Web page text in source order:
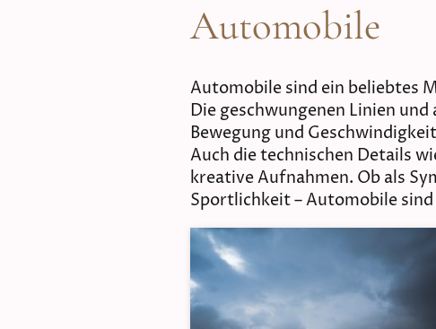
Automobile
Automobile sind ein beliebtes
Die geschwungenen Linien
Bewegung und
Auch die technischen Details
kreative Aufnahmen. Ob als
Sportlichkeit – Automobile